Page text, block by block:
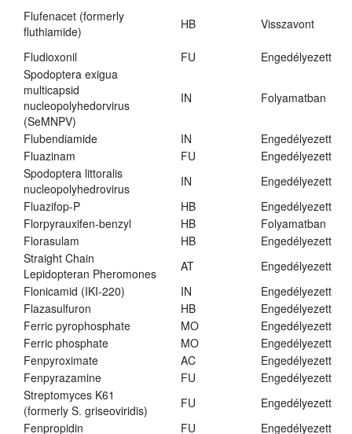
Flufenacet (formerly
fluthiamide)
HB Visszavont
Fludioxonil FU
Engedélyezett
Spodoptera exigua
multicapsid
nucleopolyhedorvirus
(SeMNPV)
IN Folyamatban
Flubendiamide IN
Engedélyezett
Fluazinam
FU
Engedélyezett
Spodoptera littoralis
nucleopolyhedrovirus
IN
Engedélyezett
Fluazifop-P
HB
Engedélyezett
Florpyrauxifen-benzyl
HB
Folyamatban
Florasulam
HB
Engedélyezett
Straight Chain
Lepidopteran Pheromones
AT
Engedélyezett
Flonicamid (IKI-220)
IN
Engedélyezett
Flazasulfuron
HB
Engedélyezett
Ferric pyrophosphate
MO
Engedélyezett
Ferric phosphate
MO
Engedélyezett
Fenpyroximate
AC
Engedélyezett
Fenpyrazamine
FU
Engedélyezett
Streptomyces K61
(formerly S. griseoviridis)
FU
Engedélyezett
Fenpropidin
FU Engedélyezett